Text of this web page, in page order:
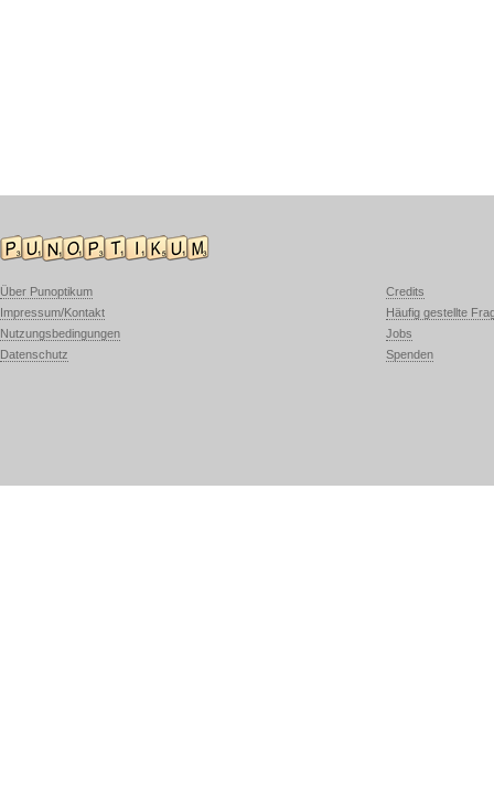
Über Punoptikum
Impressum/Kontakt
Nutzungsbedingungen
Datenschutz
Credits
Häufig gestellte
Jobs
Spenden